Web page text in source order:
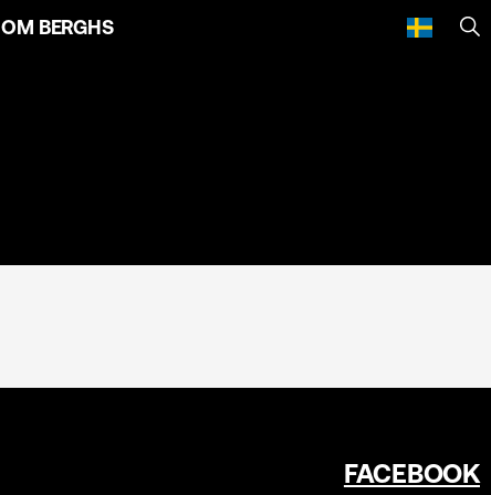
OM BERGHS
FACEBOOK